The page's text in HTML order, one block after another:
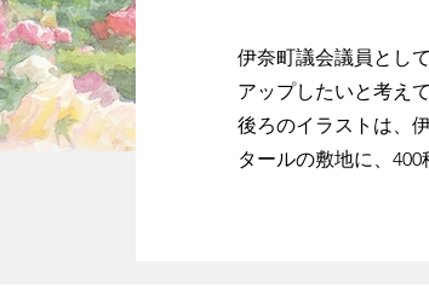
伊奈町議会議員とし
アップしたいと考え
後ろのイラストは、
タールの敷地に、400